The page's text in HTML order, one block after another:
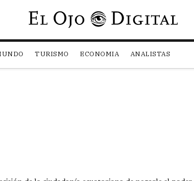
Pasar al contenido principal
TURISMO ECONOMIA ANALISTAS